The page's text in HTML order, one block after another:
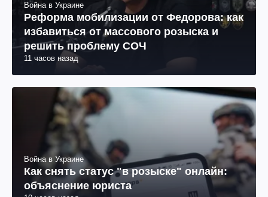
Война в Украине
Реформа мобилизации от Федорова: как
избавиться от массового розыска и
решить проблему СОЧ
11 часов назад
Война в Украине
Как снять статус "в розыске" онлайн:
объяснение юриста